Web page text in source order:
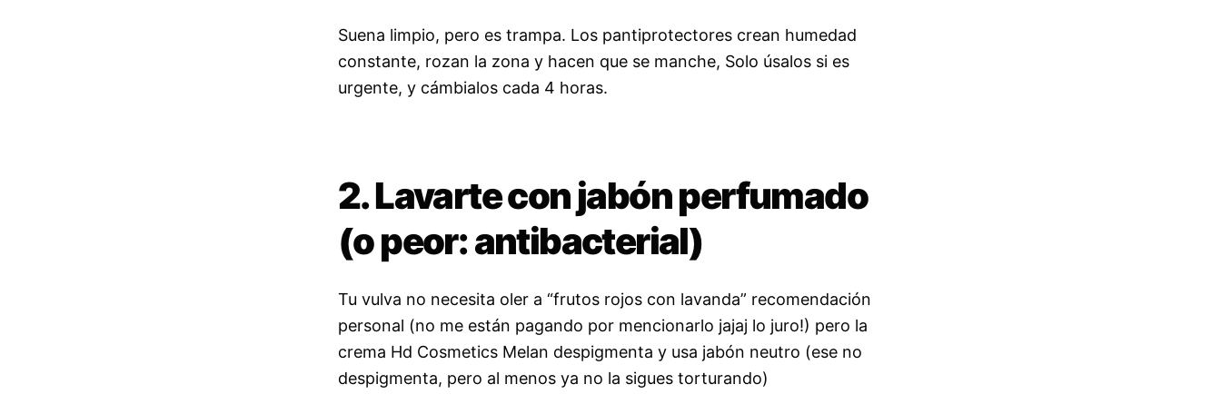
Suena limpio, pero es trampa. Los pantiprotectores crean humedad
constante, rozan la zona y hacen que se manche, Solo úsalos si es
urgente, y cámbialos cada 4 horas.
2. Lavarte con jabón perfumado
(o peor: antibacterial)
Tu vulva no necesita oler a “frutos rojos con lavanda” recomendación
personal (no me están pagando por mencionarlo jajaj lo juro!) pero la
crema Hd Cosmetics Melan despigmenta y usa jabón neutro (ese no
despigmenta, pero al menos ya no la sigues torturando)